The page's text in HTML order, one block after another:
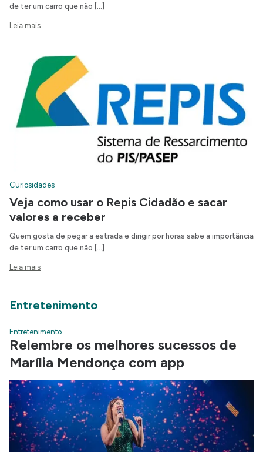
de ter um carro que não […]
Leia mais
Curiosidades
Veja como usar o Repis Cidadão e sacar
valores a receber
Quem gosta de pegar a estrada e dirigir por horas sabe a importância
de ter um carro que não […]
Leia mais
Entretenimento
Entretenimento
Relembre os melhores sucessos de
Marília Mendonça com app